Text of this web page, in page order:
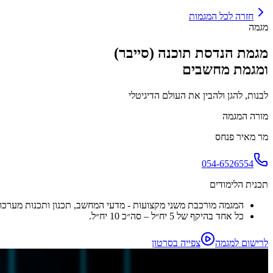
חזרה לכל המגמות
מגמה
מגמת הנדסת תוכנה (סייבר)
ומגמת מחשבים
לבנות, להגן ולהבין את העולם הדיגיטלי
מורה המגמה
מר מאיר פנחס
054-6526554
תכנית הלימודים
המגמה מורכבת משני מקצועות - מדעי המחשב, תכנון ותכנות
כל אחד בהיקף של 5 יח״ל – סה״כ 10 יח״ל.
לרישום למגמה צפייה בסרטון